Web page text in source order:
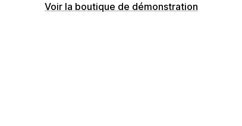
Voir la boutique de démonstration